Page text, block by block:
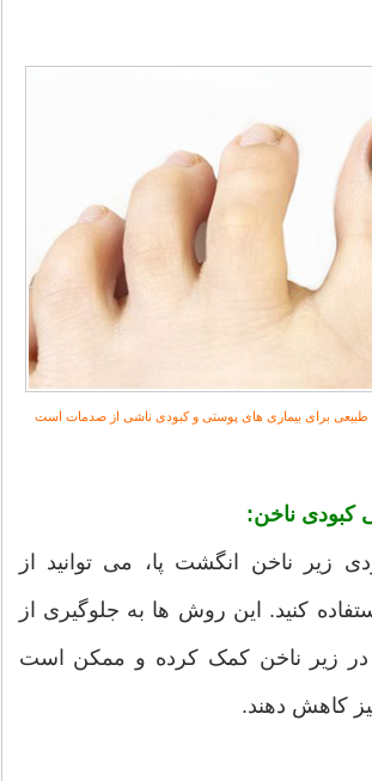
طبیعی برای بیماری های پوستی و کبودی ناشی از صدمات است
کبودی ناخن:
زیر ناخن انگشت پا، می توانید از
کنید. این روش ها به جلوگیری از
زیر ناخن کمک کرده و ممکن است
کاهش دهند.